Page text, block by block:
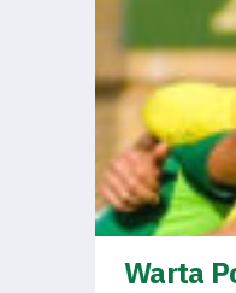
2024-
Warta